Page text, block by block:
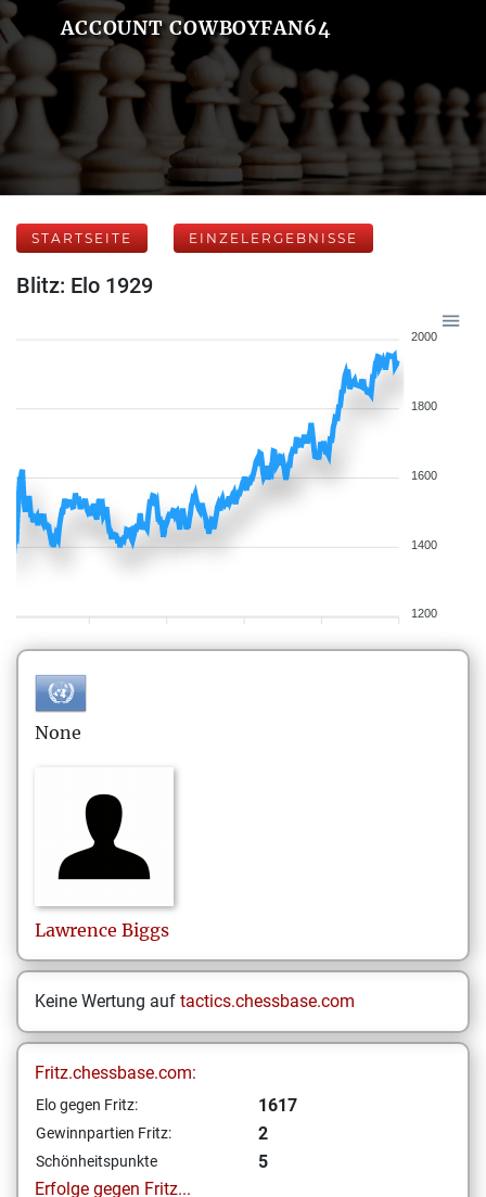
ACCOUNT COWBOYFAN64
STARTSEITE EINZELERGEBNISSE
Blitz: Elo 1929
2000
1800
1600
1400
1200
None
Lawrence Biggs
Keine Wertung auf tactics.chessbase.com
Fritz.chessbase.com:
Elo gegen Fritz: 1617
Gewinnpartien Fritz: 2
Schönheitspunkte
5
Erfolge gegen Fritz...